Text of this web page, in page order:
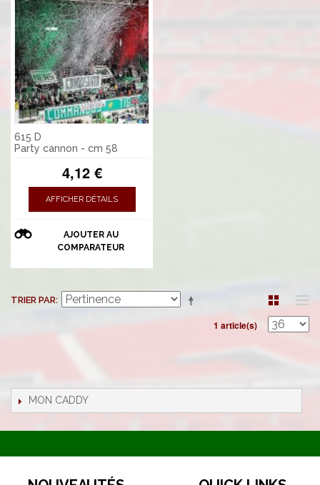
615 D
Party cannon - cm 58
4,12 €
AFFICHER DÉTAILS
AJOUTER AU
COMPARATEUR
TRIER PAR
1 article(s)
MON CADDY